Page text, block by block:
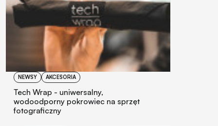
NEWSY AKCESORIA
Tech Wrap - uniwersalny,
wodoodporny pokrowiec na sprzęt
fotograficzny